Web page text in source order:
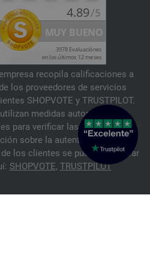
recopila calificaciones a
los proveedores de servicios
SHOPVOTE y TRUSTPILOT.
medidas automáticas y
para verificar las reseñas. La
sobre la autenticidad de las
los clientes se puede encontrar
SHOPVOTE, TRUSTPILOT